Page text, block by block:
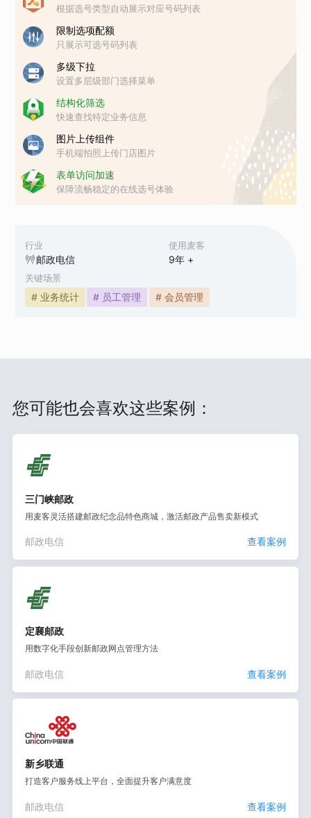
行业
邮政电信
使用麦客
9年 +
关键场景
# 业务统计 # 员工管理 # 会员管理
根据选号类型自动展示对应号码列表
限制选项配额
只展示可选号码列表
多级下拉
设置多层级部门选择菜单
结构化筛选
快速查找特定业务信息
图片上传组件
手机端拍照上传门店图片
表单访问加速
保障流畅稳定的在线选号体验
您可能也会喜欢这些案例：
三门峡邮政
用麦客灵活搭建邮政纪念品特色商城，激活邮政产品售卖新模式
邮政电信 查看案例
定襄邮政
用数字化手段创新邮政网点管理方法
邮政电信 查看案例
新乡联通
打造客户服务线上平台，全面提升客户满意度
邮政电信 查看案例